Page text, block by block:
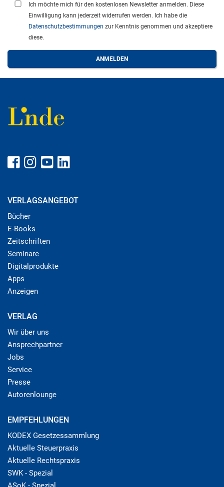
Ich möchte mich für den kostenlosen Newsletter anmelden. Diese
Einwilligung kann jederzeit widerrufen werden. Ich habe die
Datenschutzbestimmungen zur Kenntnis genommen und akzeptiere
diese.
VERLAGSANGEBOT
Bücher
E-Books
Zeitschriften
Seminare
Digitalprodukte
Apps
Anzeigen
VERLAG
Wir über uns
Ansprechpartner
Jobs
Service
Presse
Autorenlounge
EMPFEHLUNGEN
KODEX Gesetzessammlung
Aktuelle Steuerpraxis
Aktuelle Rechtspraxis
SWK - Spezial